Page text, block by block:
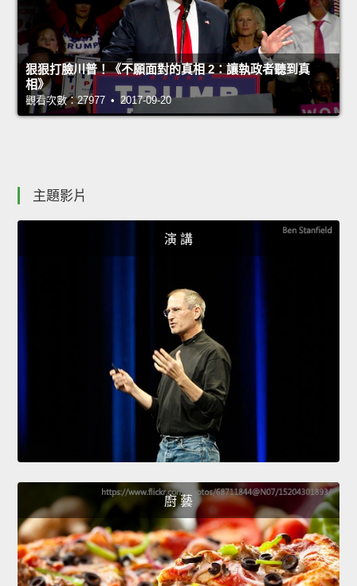
狠狠打臉川普！《不願面對的真相 2：讓執政者聽到真
相》
觀看次數：27977 • 2017-09-20
主題影片
演 講
廚 藝